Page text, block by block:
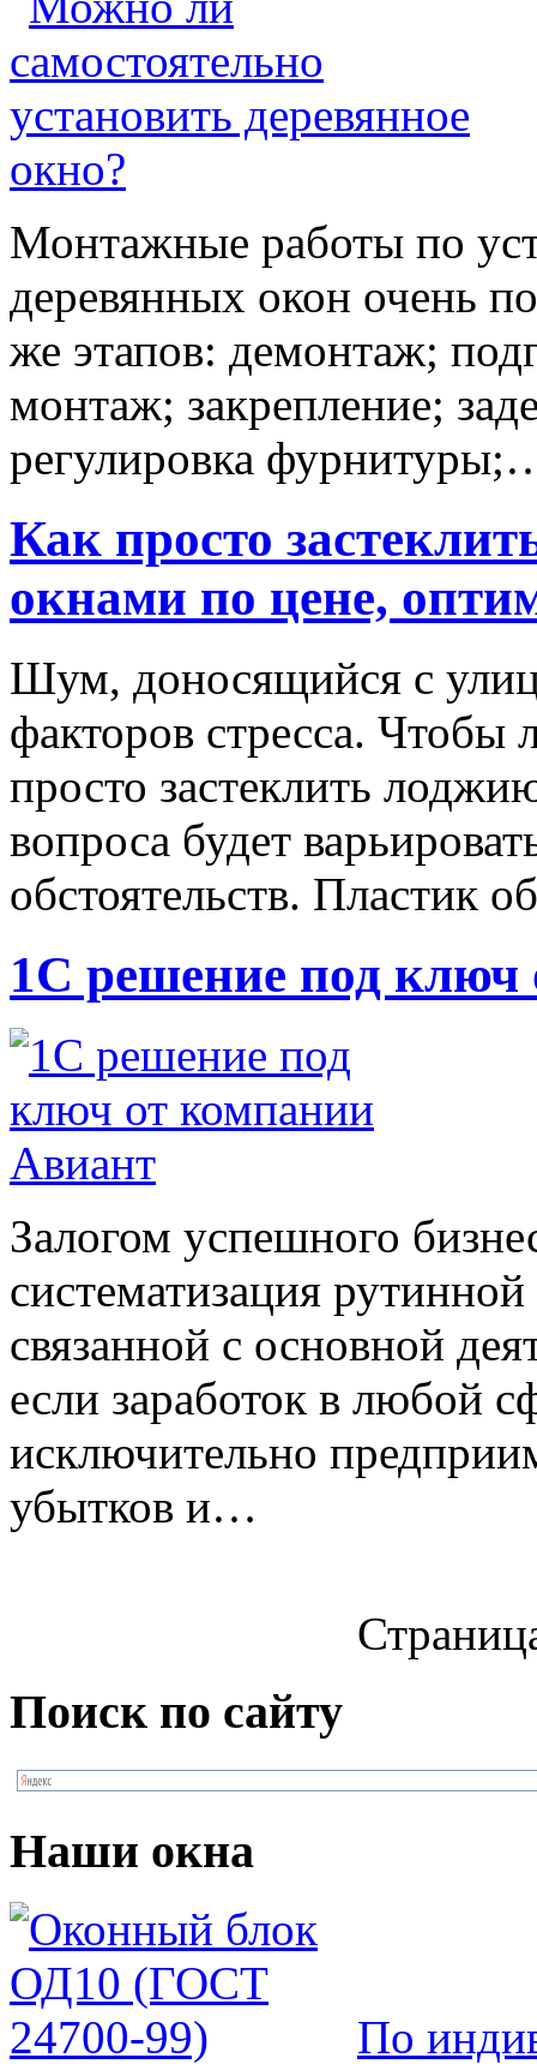
Монтажные работы по
деревянных окон очень
же этапов: демонтаж;
монтаж; закрепление;
регулировка
Как просто
окнами по цене,
Шум, доносящийся с
факторов стресса. Чтобы
просто застеклить
вопроса будет
обстоятельств. Пластик
1С решение под
Залогом успешного
систематизация
связанной с основной
если заработок в любой
исключительно
убытков и…
Поиск по сайту
Наши окна
По